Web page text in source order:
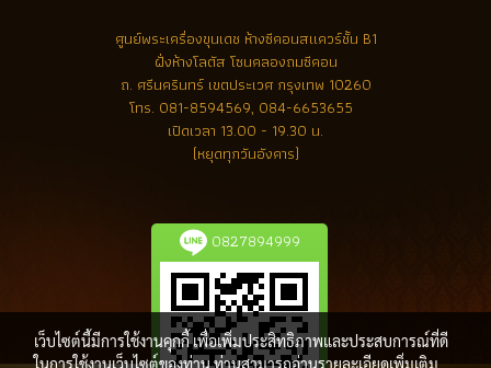
ศูนย์พระเครื่องขุนเดช ห้างซีคอนสแควร์ชั้น B1
ฝั่งห้างโลตัส โซนคลองถมซีคอน
ถ. ศรีนครินทร์ เขตประเวศ กรุงเทพ 10260
โทร. 081-8594569, 084-6653655
เปิดเวลา 13.00 - 19.30 น.
(หยุดทุกวันอังคาร)
0827894999
เว็บไซต์นี้มีการใช้งานคุกกี้ เพื่อเพิ่มประสิทธิภาพและประสบการณ์ที่ดี
ในการใช้งานเว็บไซต์ของท่าน ท่านสามารถอ่านรายละเอียดเพิ่มเติม